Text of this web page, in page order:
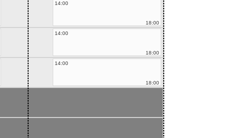
14:00
18:00
14:00
18:00
14:00
18:00